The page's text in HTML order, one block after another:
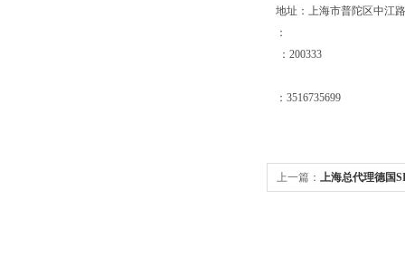
地址：上海市普陀区中江
：
：200333
：3516735699
上一篇： 上海总代理德国